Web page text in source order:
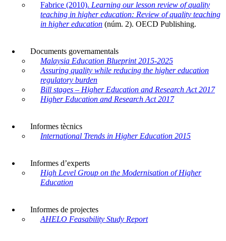
Fabrice (2010). Learning our lesson review of quality
teaching in higher education: Review of quality teaching
in higher education (núm. 2). OECD Publishing.
Documents governamentals
Malaysia Education Blueprint 2015-2025
Assuring quality while reducing the higher education
regulatory burden
Bill stages – Higher Education and Research Act 2017
Higher Education and Research Act 2017
Informes tècnics
International Trends in Higher Education 2015
Informes d’experts
High Level Group on the Modernisation of Higher
Education
Informes de projectes
AHELO Feasability Study Report